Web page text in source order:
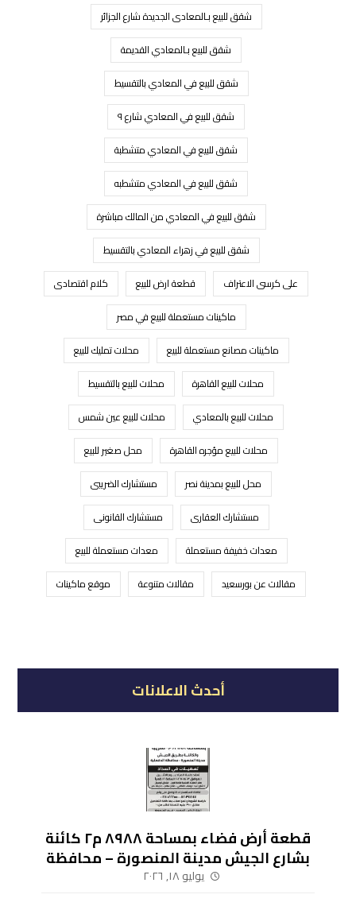
شقق للبيع بـالمعادى الجديدة شارع الجزائر
شقق للبيع بـالمعادي القديمة
شقق للبيع في المعادي بالتقسيط
شقق للبيع في المعادي شارع ٩
شقق للبيع في المعادي متشطبة
شقق للبيع في المعادي متشطبه
شقق للبيع في المعادي من المالك مباشرة
شقق للبيع في زهراء المعادي بالتقسيط
على كرسى الاعتراف
قطعة ارض للبيع
كلام اقتصادى
ماكينات مستعملة للبيع في مصر
ماكينات مصانع مستعملة للبيع
محلات تمليك للبيع
محلات للبيع القاهرة
محلات للبيع بالتقسيط
محلات للبيع بالمعادي
محلات للبيع عين شمس
محلات للبيع مؤجره القاهرة
محل صغير للبيع
محل للبيع بمدينة نصر
مستشارك الضريبى
مستشارك العقارى
مستشارك القانونى
معدات خفيفة مستعملة
معدات مستعملة للبيع
مقالات عن بورسعيد
مقالات متنوعة موقع ماكينات
أحدث الاعلانات
قطعة أرض فضاء بمساحة ٨٩٨٨ م٢ كائنة
بشارع الجيش مدينة المنصورة – محافظة
الدقهلية
يوليو ١٨, ٢٠٢٦